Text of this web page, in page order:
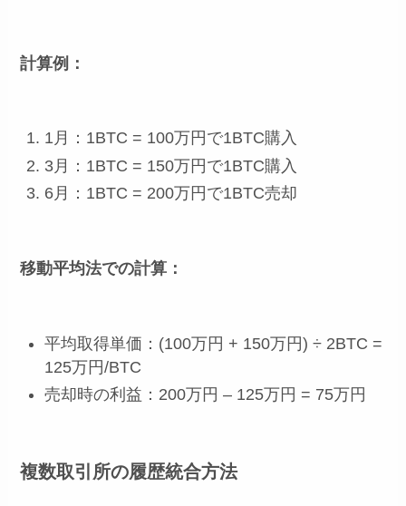
計算例：
1月：1BTC = 100万円で1BTC購入
3月：1BTC = 150万円で1BTC購入
6月：1BTC = 200万円で1BTC売却
移動平均法での計算：
平均取得単価：(100万円 + 150万円) ÷ 2BTC =
125万円/BTC
売却時の利益：200万円 – 125万円 = 75万円
複数取引所の履歴統合方法